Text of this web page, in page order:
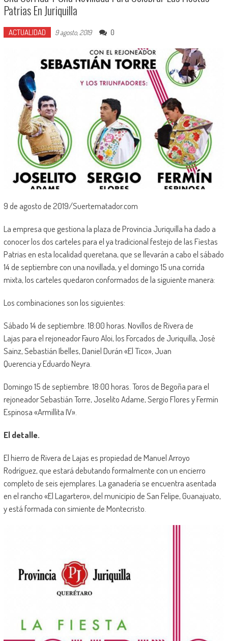
Patrias En Juriquilla
ACTUALIDAD 9 agosto, 2019 0
9 de agosto de 2019/Suertematador.com
La empresa que gestiona la plaza de Provincia Juriquilla ha dado a
conocer los dos carteles para el ya tradicional festejo de las Fiestas
Patrias en esta localidad queretana, que se llevarán a cabo el sábado
14 de septiembre con una novillada, y el domingo 15 una corrida
mixta, los carteles quedaron conformados de la siguiente manera:
Los combinaciones son los siguientes:
Sábado 14 de septiembre. 18:00 horas. Novillos de Rivera de
Lajas para el rejoneador Fauro Aloi, los Forcados de Juriquilla, José
Sainz, Sebastián Ibelles, Daniel Durán «El Tico», Juan
Querencia y Eduardo Neyra.
Domingo 15 de septiembre. 18:00 horas. Toros de Begoña para el
rejoneador Sebastián Torre, Joselito Adame, Sergio Flores y Fermín
Espinosa «Armillita IV».
El detalle.
El hierro de Rivera de Lajas es propiedad de Manuel Arroyo
Rodríguez, que estará debutando formalmente con un encierro
completo de seis ejemplares. La ganadería se encuentra asentada
en el rancho «El Lagartero», del municipio de San Felipe, Guanajuato,
y está formada con simiente de Montecristo.